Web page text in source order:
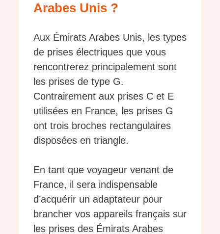
Arabes Unis ?
Aux Émirats Arabes Unis, les types
de prises électriques que vous
rencontrerez principalement sont
les prises de type G.
Contrairement aux prises C et E
utilisées en France, les prises G
ont trois broches rectangulaires
disposées en triangle.
En tant que voyageur venant de
France, il sera indispensable
d’acquérir un adaptateur pour
brancher vos appareils français sur
les prises des Émirats Arabes